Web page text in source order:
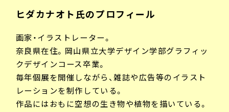
ヒダカナオト氏のプロフィール
画家・イラストレーター。
奈良県在住。岡山県立大学デザイン学部グラフィッ
クデザインコース卒業。
毎年個展を開催しながら、雑誌や広告等のイラスト
レーションを制作している。
作品にはおもに空想の生き物や植物を描いている。